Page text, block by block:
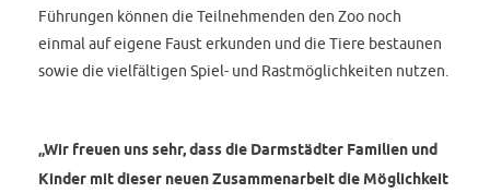
Führungen können die Teilnehmenden den Zoo noch
einmal auf eigene Faust erkunden und die Tiere bestaunen
sowie die vielfältigen Spiel- und Rastmöglichkeiten nutzen.
„Wir freuen uns sehr, dass die Darmstädter Familien und
Kinder mit dieser neuen Zusammenarbeit die Möglichkeit